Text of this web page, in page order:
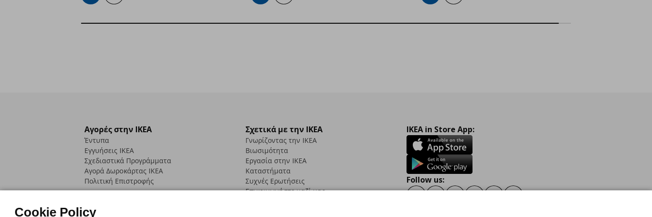
Αγορές στην IKEA
Έντυπα
Εγγυήσεις IKEA
Σχεδιαστικά Προγράμματα
Αγορά Δωρoκάρτας IKEA
Πολιτική Επιστροφής
Σχετικά με την IKEA
Γνωρίζοντας την IKEA
Βιωσιμότητα
Εργασία στην IKEA
Καταστήματα
Συχνές Ερωτήσεις
Επικοινωνήστε μαζί μας
IKEA in Store App:
Follow us:
Cookie Policy